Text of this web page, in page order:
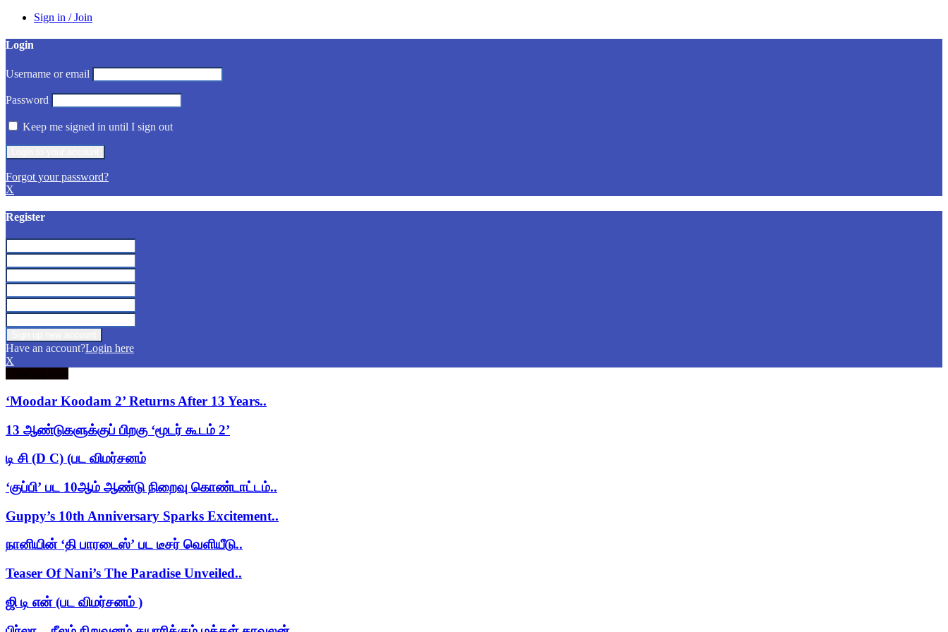
Sign in / Join
Login
Username or email
Password
Keep me signed in until I sign out
Forgot your password?
X
Register
Have an account?Login here
X
‘Moodar Koodam 2’ Returns After 13 Years..
13 ஆண்டுகளுக்குப் பிறகு ‘மூடர் கூடம் 2’
டி சி (D C) (பட விமர்சனம்
‘குப்பி’ பட 10ஆம் ஆண்டு நிறைவு கொண்டாட்டம்..
Guppy’s 10th Anniversary Sparks Excitement..
நானியின் ‘தி பாரடைஸ்’ பட டீசர் வெளியீடு..
Teaser Of Nani’s The Paradise Unveiled..
ஜி டி என் (பட விமர்சனம் )